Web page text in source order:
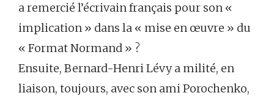
a remercié l’écrivain français pour son «
implication » dans la « mise en œuvre » du
« Format Normand » ?
Ensuite, Bernard-Henri Lévy a milité, en
liaison, toujours, avec son ami Porochenko,